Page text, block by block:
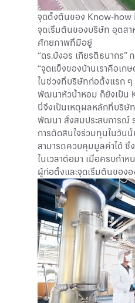
จุดตั้งต้นของ Know-how
จุดเริ่มต้นของบริษัท อุตสา
ศักยภาพที่มีอยู่
“ดร.บังอร เกียรติธนากร
“จุดแข็งของบ้านเราคือเ
ในช่วงที่บริษัทก่อตั้งแรก ๆ
พัฒนาหัวน้ำหอม ก็ยังเป็น
นี่จึงเป็นเหตุผลหลักที่บริษัท
พัฒนา สั่งสมประสบการณ์
การตัดสินใจร่วมทุนในวัน
สามารถควบคุมมูลค่าได้ ซึ่
ในเวลาต่อมา เมื่อครบกำ
ผู้ก่อตั้งและจุดเริ่มต้นของ